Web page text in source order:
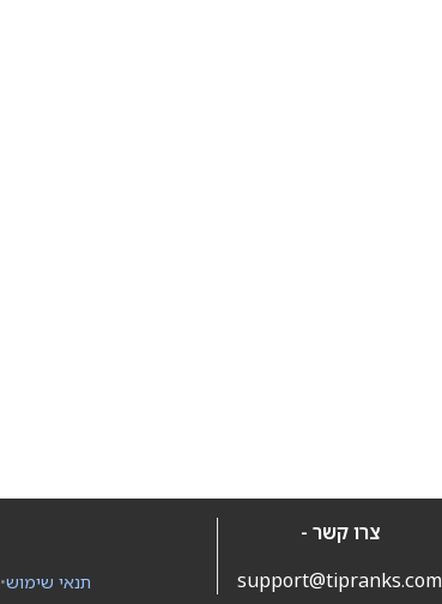
צרו קשר -
support@tipranks.com
•תנאי שימוש